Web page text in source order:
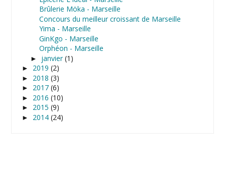
Brûlerie Möka - Marseille
Concours du meilleur croissant de Marseille
Yima - Marseille
GinKgo - Marseille
Orphéon - Marseille
► janvier(1)
► 2019(2)
► 2018(3)
► 2017(6)
► 2016(10)
► 2015(9)
► 2014(24)